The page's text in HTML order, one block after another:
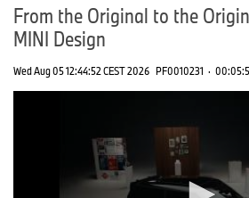
From the Original to the
MINI Design
Wed Aug 05 12:44:52 CEST 2026 PF0010231 ·